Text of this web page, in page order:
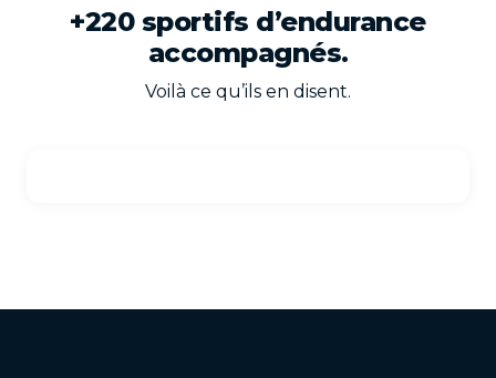
+220 sportifs d’endurance
accompagnés.
Voilà ce qu’ils en disent.